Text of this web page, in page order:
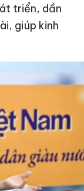
triển, dần
giúp kinh